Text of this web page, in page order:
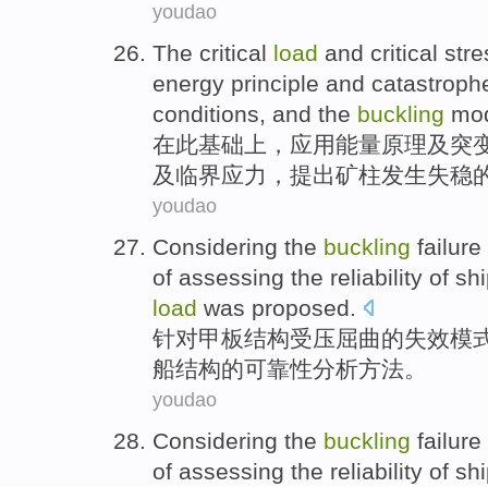
youdao
The critical load and critical
energy principle and
conditions, and the buckling
在此基础 上 ，应用能量原理及 突
及临界应力 ， 提出矿柱发生失稳
youdao
Considering the buckling failure
of assessing the reliability of
load was proposed.
针对甲板结构受压屈曲的失效模
船结构的可靠性分析方法。
youdao
Considering the buckling failure
of assessing the reliability of